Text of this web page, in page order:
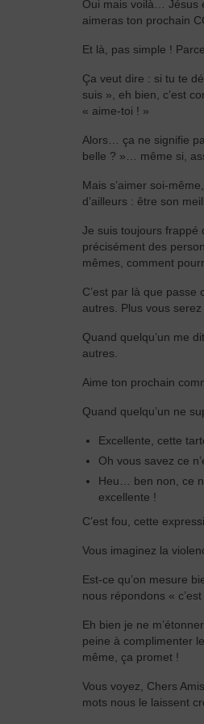
Oui mais voilà… Jésus
aimeras ton prochain
Et là, pas simple !
Ça veut dire : si tu te
suis », eh bien, c’est
« aime-toi ! »
Alors… ça ne signifie
belle ? »… même si,
Mais s’aimer soi-
d’ailleurs : être son
Je suis toujours frappé
précisément des
mêmes, comment
C’est par là que
autres. Plus vous
Quand quelqu’un me
autres.
Aime ton prochain
Quand quelqu’un ne
Excellente, cette
Oh vous savez ce
Heu… ben non, ce
excellente !
C’est fou, cette
Vous imaginez la
Est-ce qu’on mesure
nous répondons «
Eh bien je ne
peine à complimenter
même, ça promet !
Vous voyez, Chers
mots nous le laissent